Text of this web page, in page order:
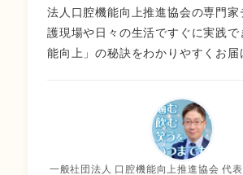
法人口腔機能向上推進協会の専門家
護現場や日々の生活ですぐに実践で
能向上」の秘訣をわかりやすくお届
一般社団法人 口腔機能向上推進協会 代